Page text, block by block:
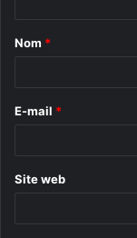
a
Nom *
E-mail *
Site web